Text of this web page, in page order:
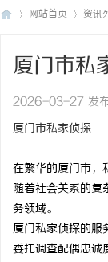
网站首页 资讯
厦门市私
2026-03-27 发
厦门市私家侦探
在繁华的厦门市，
随着社会关系的复
务领域。
厦门私家侦探的服
委托调查配偶忠诚